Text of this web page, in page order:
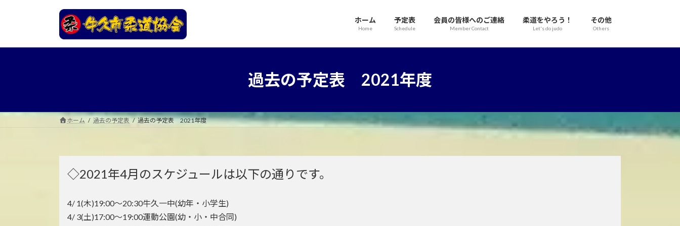
プ
動
ホーム
Home
予定表
Schedule
会員の皆様へのご連絡
Member Contact
柔道をやろう！
Let's do judo
その他
Others
過去の予定表 2021年度
ホーム 過去の予定表 過去の予定表 2021年度
◇2021年4月のスケジュールは以下の通りです。
4/ 1(木)19:00～20:30牛久一中(幼年・小学生)
4/ 3(土)17:00～19:00運動公園(幼・小・中合同)